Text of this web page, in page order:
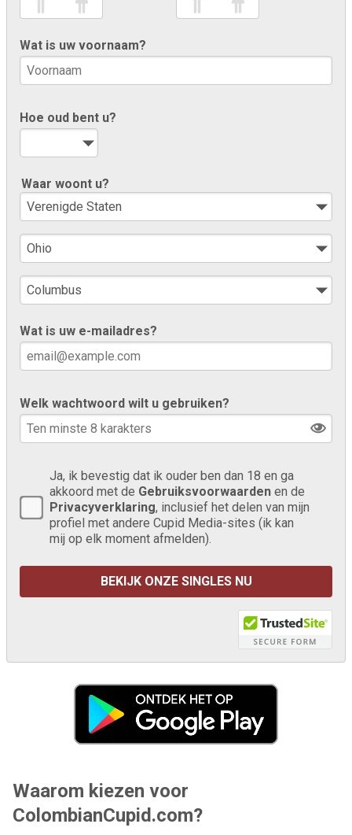
Wat is uw voornaam?
Hoe oud bent u?
Waar woont u?
Wat is uw e-mailadres?
Welk wachtwoord wilt u gebruiken?
Ja, ik bevestig dat ik ouder ben dan 18 en ga
akkoord met de Gebruiksvoorwaarden en de
Privacyverklaring, inclusief het delen van mijn
profiel met andere Cupid Media-sites (ik kan
mij op elk moment afmelden).
Waarom kiezen voor
ColombianCupid.com?